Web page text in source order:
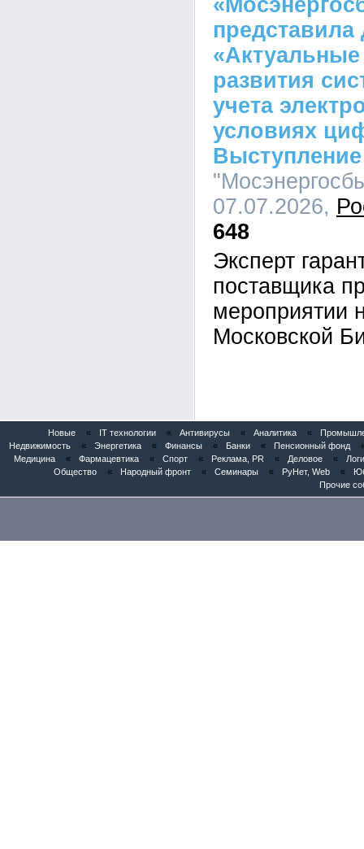
представила
развития
учета
условиях
07.07.2026,
648
Эксперт
поставщика
мероприятии
Московской
Новые « IT технологии « Антивирусы « Аналитика «
Недвижимость
« Энергетика « Финансы « Банки « Пенсионный фонд
Медицина
« Фармацевтика « Спорт « Реклама, PR « Деловое «
Общество
« Народный фронт « Семинары « РуНет, Web «
Прочие